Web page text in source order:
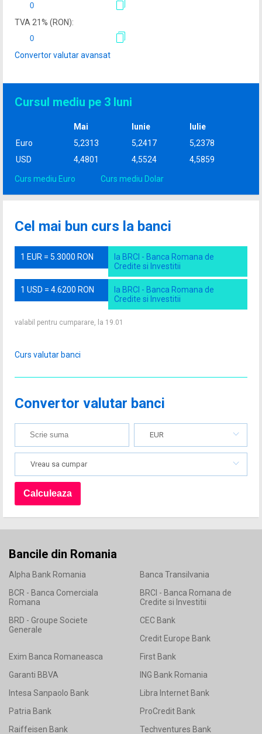
TVA 21% (RON):
Convertor valutar avansat
Cursul mediu pe 3 luni
Mai Iunie
Iulie
Euro
5,2313 5,2417
5,2378
USD
4,4801 4,5524 4,5859
Curs mediu Euro Curs mediu Dolar
Cel mai bun curs la banci
1 EUR = 5.3000 RON
la BRCI - Banca Romana de
Credite si Investitii
1 USD = 4.6200 RON
la BRCI - Banca Romana de
Credite si Investitii
valabil pentru cumparare, la 19.01
Curs valutar banci
Convertor valutar banci
EUR
Vreau sa cumpar
Bancile din Romania
Alpha Bank Romania
Banca Transilvania
BCR - Banca Comerciala
Romana
BRCI - Banca Romana de
Credite si Investitii
BRD - Groupe Societe
Generale
CEC Bank
Credit Europe Bank
Exim Banca Romaneasca
First Bank
Garanti BBVA
ING Bank Romania
Intesa Sanpaolo Bank
Libra Internet Bank
Patria Bank
ProCredit Bank
Raiffeisen Bank
Techventures Bank